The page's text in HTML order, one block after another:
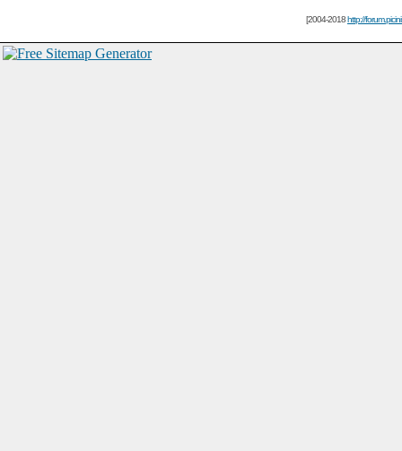
[2004-2018http://